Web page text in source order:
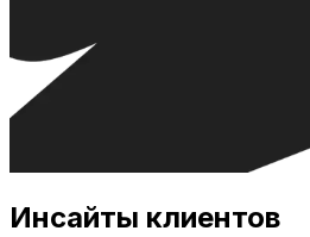
Инсайты клиентов